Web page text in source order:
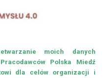
moich danych
Polska Miedź
dla celów organizacji i